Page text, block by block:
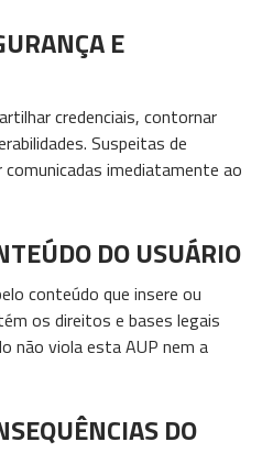
E
credenciais, contornar
Suspeitas de
imediatamente ao
DO USUÁRIO
conteúdo que insere ou
os direitos e bases legais
não viola esta AUP nem a
DO